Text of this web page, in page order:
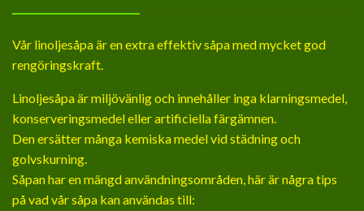
Vår linoljesåpa är en extra effektiv såpa med mycket god
rengöringskraft.
Linoljesåpa är miljövänlig och innehåller inga klarningsmedel,
konserveringsmedel eller artificiella färgämnen.
Den ersätter många kemiska medel vid städning och
golvskurning.
Såpan har en mängd användningsområden, här är några tips
på vad vår såpa kan användas till: